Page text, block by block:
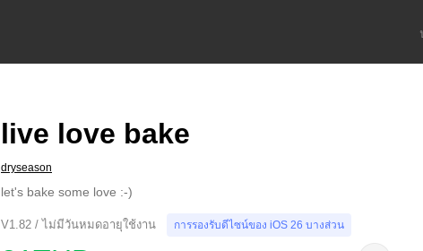
live love bake
dryseason
let's bake some love :-)
V1.82 / ไม่มีวันหมดอายุใช้งาน การรองรับดีไซน์ของ iOS 26 บางส่วน